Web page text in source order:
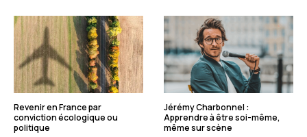
Revenir en France par
conviction écologique ou
politique
Jérémy Charbonnel :
Apprendre à être soi-même,
même sur scène